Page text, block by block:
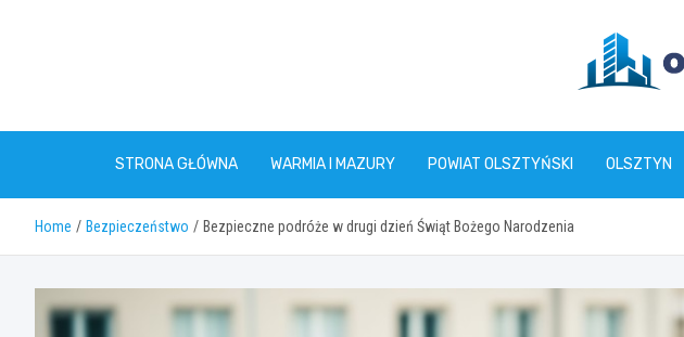
STRONA GŁÓWNA WARMIA I MAZURY POWIAT OLSZTYŃSKI OLSZTYN
Home Bezpieczeństwo Bezpieczne podróże w drugi dzień Świąt Bożego Narodzenia